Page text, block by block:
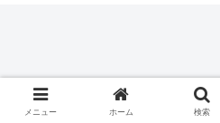
メニュー ホーム 検索